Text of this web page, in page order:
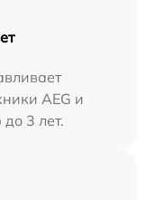
AEG и
3 лет.